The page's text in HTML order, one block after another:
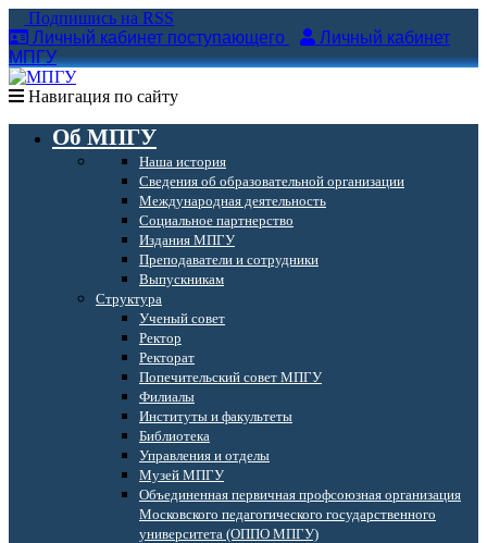
Подпишись на RSS
Личный кабинет поступающего
Личный кабинет
МПГУ
Навигация по сайту
Об МПГУ
Наша история
Сведения об образовательной организации
Международная деятельность
Социальное партнерство
Издания МПГУ
Преподаватели и сотрудники
Выпускникам
Структура
Ученый совет
Ректор
Ректорат
Попечительский совет МПГУ
Филиалы
Институты и факультеты
Библиотека
Управления и отделы
Музей МПГУ
Объединенная первичная профсоюзная организация
Московского педагогического государственного
университета (ОППО МПГУ)